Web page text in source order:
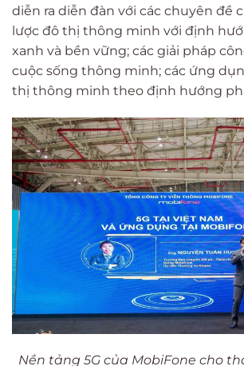
diễn ra diễn đàn với các chuyên đề
lược đô thị thông minh với định
xanh và bền vững; các giải pháp
cuộc sống thông minh; các ứng
thị thông minh theo định hướng
Nền tảng 5G của MobiFone cho